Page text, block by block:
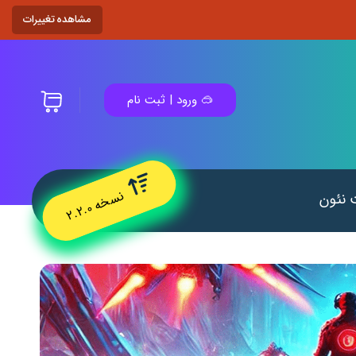
مشاهده تغییرات
🥽 ورود | ثبت نام
نئون نسخ
ه
۲.
۲.۰